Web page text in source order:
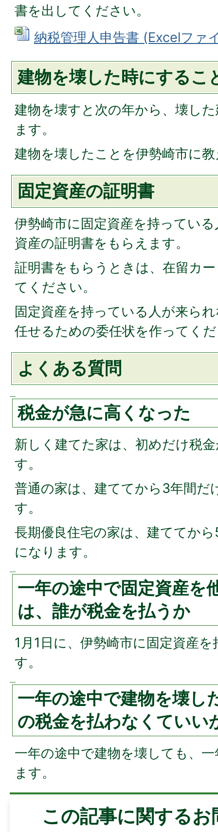
書を出してください。
納税管理人申告書 (Excelファ
建物を壊した時にするこ
建物を壊すと次の年から、壊し
ます。
建物を壊したことを伊勢崎市に
固定資産の証明書
伊勢崎市に固定資産を持ってい
資産の証明書をもらえます。
証明書をもらうときは、在留カ
てください。
固定資産を持っている人が来ら
任せるための委任状を作ってく
よくある質問
税金が急に高くなった
新しく建てた家は、初めだけ税
す。
普通の家は、建ててから3年間だ
す。
長期優良住宅の家は、建ててか
になります。
一年の途中で固定資産を
は、誰が税金を払うか
1月1日に、伊勢崎市に固定資産
す。
一年の途中で建物を壊し
の税金を払わなくていい
一年の途中で建物を壊しても、
ます。
この記事に関する